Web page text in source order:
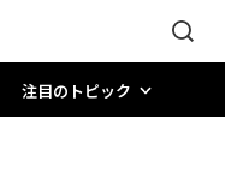
注目のトピック